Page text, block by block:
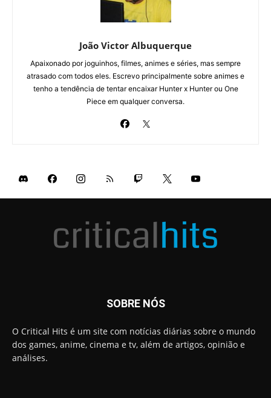
João Victor Albuquerque
Apaixonado por joguinhos, filmes, animes e séries, mas sempre
atrasado com todos eles. Escrevo principalmente sobre animes e
tenho a tendência de tentar encaixar Hunter x Hunter ou One
Piece em qualquer conversa.
SOBRE NÓS
O Critical Hits é um site com notícias diárias sobre o mundo
dos games, anime, cinema e tv, além de artigos, opinião e
análises.